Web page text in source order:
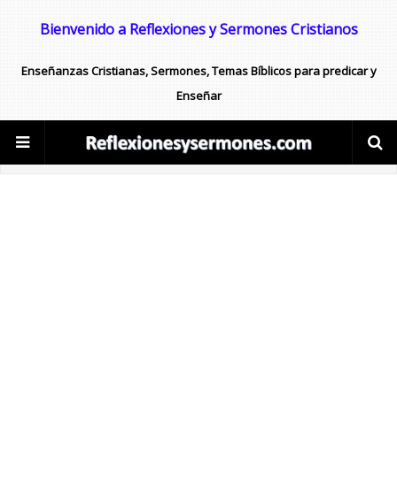
Bienvenido a Reflexiones y Sermones Cristianos
Enseñanzas Cristianas, Sermones, Temas Bíblicos para predicar y
Enseñar